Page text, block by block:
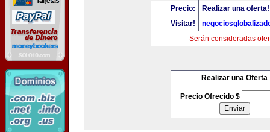
Precio:
Realizar una oferta!
Visitar!
Serán consideradas
Realizar una Oferta
Precio Ofrecido $